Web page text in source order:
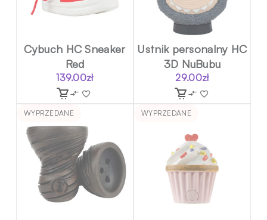
Cybuch HC Sneaker
Red
139.00zł
Ustnik personalny HC
3D NuBubu
29.00zł
WYPRZEDANE WYPRZEDANE